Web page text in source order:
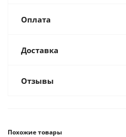
Оплата
Доставка
Отзывы
Похожие товары